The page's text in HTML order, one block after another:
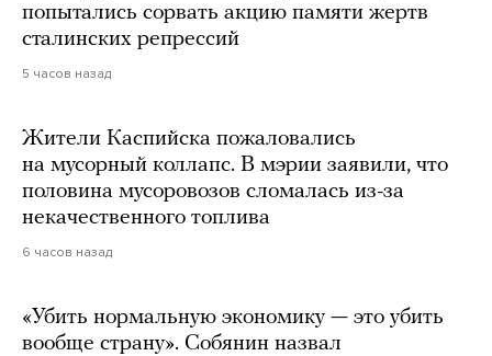
попытались сорвать акцию памяти жертв
сталинских репрессий
5 часов назад
Жители Каспийска пожаловались
на мусорный коллапс. В мэрии заявили, что
половина мусоровозов сломалась из-за
некачественного топлива
6 часов назад
«Убить нормальную экономику — это убить
вообще страну». Собянин назвал